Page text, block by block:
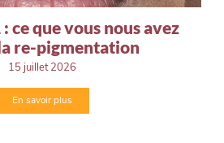
ce que vous nous avez
re-pigmentation
15 juillet 2026
En savoir plus